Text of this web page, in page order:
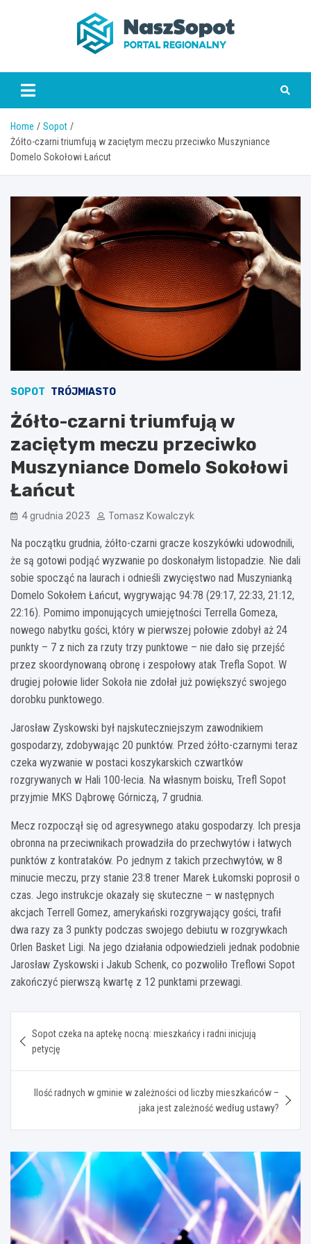
www.naszsopot.pl
Home
Sopot
Żółto-czarni triumfują w zaciętym meczu przeciwko Muszyniance
Domelo Sokołowi Łańcut
SOPOT TRÓJMIASTO
Żółto-czarni triumfują w
zaciętym meczu przeciwko
Muszyniance Domelo Sokołowi
Łańcut
4 grudnia 2023 Tomasz Kowalczyk
Na początku grudnia, żółto-czarni gracze koszykówki udowodnili,
że są gotowi podjąć wyzwanie po doskonałym listopadzie. Nie dali
sobie spocząć na laurach i odnieśli zwycięstwo nad Muszynianką
Domelo Sokołem Łańcut, wygrywając 94:78 (29:17, 22:33, 21:12,
22:16). Pomimo imponujących umiejętności Terrella Gomeza,
nowego nabytku gości, który w pierwszej połowie zdobył aż 24
punkty – 7 z nich za rzuty trzy punktowe – nie dało się przejść
przez skoordynowaną obronę i zespołowy atak Trefla Sopot. W
drugiej połowie lider Sokoła nie zdołał już powiększyć swojego
dorobku punktowego.
Jarosław Zyskowski był najskuteczniejszym zawodnikiem
gospodarzy, zdobywając 20 punktów. Przed żółto-czarnymi teraz
czeka wyzwanie w postaci koszykarskich czwartków
rozgrywanych w Hali 100-lecia. Na własnym boisku, Trefl Sopot
przyjmie MKS Dąbrowę Górniczą, 7 grudnia.
Mecz rozpoczął się od agresywnego ataku gospodarzy. Ich presja
obronna na przeciwnikach prowadziła do przechwytów i łatwych
punktów z kontrataków. Po jednym z takich przechwytów, w 8
minucie meczu, przy stanie 23:8 trener Marek Łukomski poprosił o
czas. Jego instrukcje okazały się skuteczne – w następnych
akcjach Terrell Gomez, amerykański rozgrywający gości, trafił
dwa razy za 3 punkty podczas swojego debiutu w rozgrywkach
Orlen Basket Ligi. Na jego działania odpowiedzieli jednak podobnie
Jarosław Zyskowski i Jakub Schenk, co pozwoliło Treflowi Sopot
zakończyć pierwszą kwartę z 12 punktami przewagi.
wpisu
Sopot czeka na aptekę nocną: mieszkańcy i radni inicjują
petycję
Ilość radnych w gminie w zależności od liczby mieszkańców –
jaka jest zależność według ustawy?